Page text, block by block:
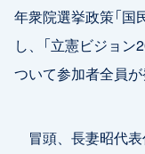
年衆院選挙政策「国
し、「立憲ビジョ
ついて参加者全員が
冒頭、長妻昭代表